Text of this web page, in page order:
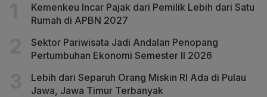
Kemenkeu Incar Pajak dari Pemilik Lebih dari Satu
Rumah di APBN 2027
Sektor Pariwisata Jadi Andalan Penopang
Pertumbuhan Ekonomi Semester II 2026
Lebih dari Separuh Orang Miskin RI Ada di Pulau
Jawa, Jawa Timur Terbanyak